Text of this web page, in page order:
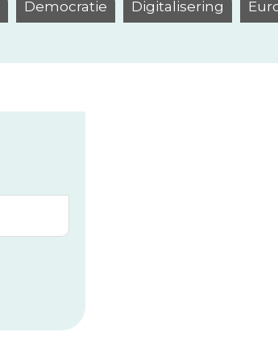
Democratie Digitalisering